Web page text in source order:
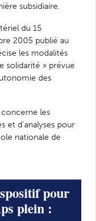
subsidiaire.
du 15
2005 publié au
les modalités
solidarité » prévue
des
les
et d’analyses pour
nationale de
pour
plein :